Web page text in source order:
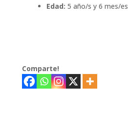
Edad: 5 año/s y 6 mes/es
Comparte!